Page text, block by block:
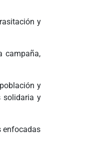
y
campaña,
y
solidaria y
enfocadas